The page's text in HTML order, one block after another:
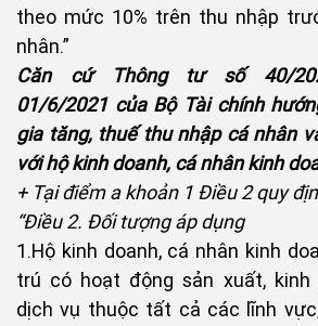
theo mức 10% trên thu nhập
nhân.”
Căn cứ Thông tư số 40/
01/6/2021 của Bộ Tài chính
gia tăng, thuế thu nhập cá nhân
với hộ kinh doanh, cá nhân kinh
+ Tại điểm a khoản 1 Điều 2 quy
“Điều 2. Đối tượng áp dụng
1.Hộ kinh doanh, cá nhân kinh
trú có hoạt động sản xuất, kinh
dịch vụ thuộc tất cả các lĩnh